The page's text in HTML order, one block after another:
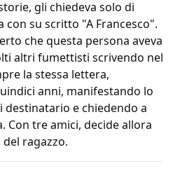
gli chiedeva solo di
con su scritto "A Francesco".
che questa persona aveva
altri fumettisti scrivendo nel
la stessa lettera,
anni, manifestando lo
e chiedendo a
Con tre amici, decide allora
ragazzo.